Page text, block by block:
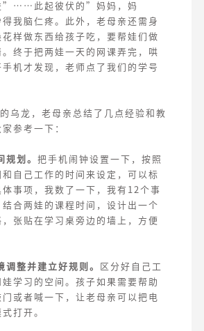
”……此起彼伏的”妈妈，妈
我脑仁疼。此外，老母亲还需身
样做东西给孩子吃，要帮娃们做
终于把两娃一天的网课弄完，哄
机才发现，老师点了我们的学号
乌龙，老母亲总结了几点经验和教
参考一下：
规划。 把手机闹钟设置一下，按照
自己工作的时间来设定，可以标
体事项，我数了一下，我有12个事
合两娃的课程时间，设计出一个
张贴在学习桌旁边的墙上，方便
调整并建立好规则。
区分好自己工
学习的空间。孩子如果需要帮助
或者喊一下，让老母亲可以把电
打开。